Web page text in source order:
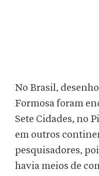
No Brasil,
Formosa foram
Sete Cidades, no
em outros
pesquisadores,
havia meios de